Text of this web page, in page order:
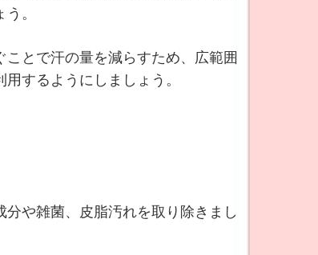
。
とで汗の量を減らすため、広範囲
するようにしましょう。
や雑菌、皮脂汚れを取り除きまし